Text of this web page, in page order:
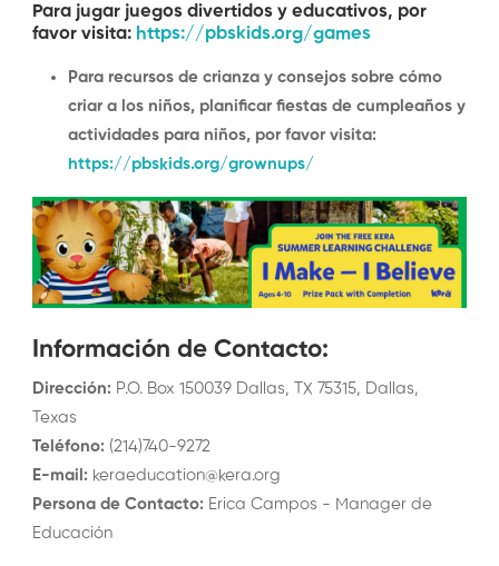
Para jugar juegos divertidos y educativos, por
favor visita: https://pbskids.org/games
Para recursos de crianza y consejos sobre cómo
criar a los niños, planificar fiestas de cumpleaños y
actividades para niños, por favor visita:
https://pbskids.org/grownups/
Información de Contacto:
Dirección: P.O. Box 150039 Dallas, TX 75315, Dallas,
Texas
Teléfono: (214)740-9272
E-mail : keraeducation@kera.org
Persona de Contacto: Erica Campos - Manager de
Educación